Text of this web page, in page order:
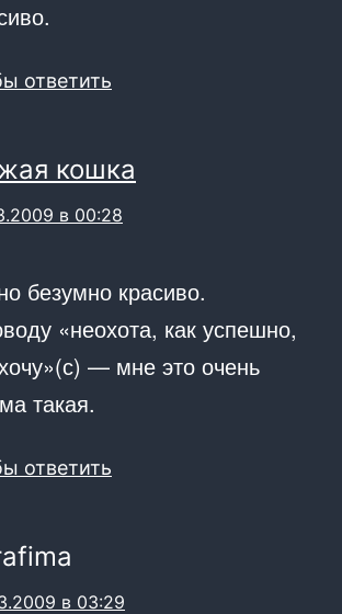
ответить
кошка
в 00:28
безумно красиво.
«неохота, как успешно,
— мне это очень
такая.
ответить
в 03:29